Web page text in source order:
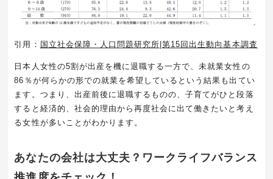
引用： 国立社会保障・人口問題研究所|第15回出生動向基本調査
日本人女性の5割が出産を機に退職する一方で、未就業女性の
86 ％が何らかの形での就業を希望しているという結果も出てい
ます。つまり、出産前後に退職するものの、子育てがひと段落
すると経済的、社会的理由から再度社会に出て働きたいと考え
る女性が多いことがわかります。
あなたの会社は大丈夫？ワークライフバランス